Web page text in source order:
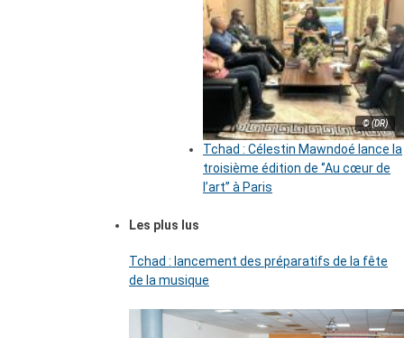
© (DR)
Tchad : Célestin Mawndoé lance la
troisième édition de ‘’Au cœur de
l’art’’ à Paris
Les plus lus
Tchad : lancement des préparatifs de la fête
de la musique